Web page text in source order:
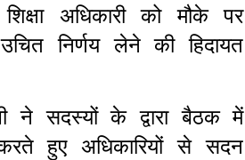
अधिकारी को मौके पर
निर्णय लेने की हिदायत
ने सदस्यों के द्वारा बैठक में
हुए अधिकारियों से सदन